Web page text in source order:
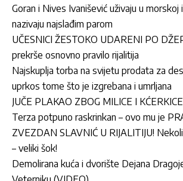
Goran i Nives Ivanišević uživaju u morskoj
nazivaju najslađim parom
UČESNICI ŽESTOKO UDARENI PO
prekrše osnovno pravilo rijalitija
Najskuplja torba na svijetu prodata za
uprkos tome što je izgrebana i umrljana
JUČE PLAKAO ZBOG MILICE I
Terza potpuno raskrinkan – ovo mu je
ZVEZDAN SLAVNIĆ U RIJALITIJU!
– veliki šok!
Demolirana kuća i dvorište Dejana